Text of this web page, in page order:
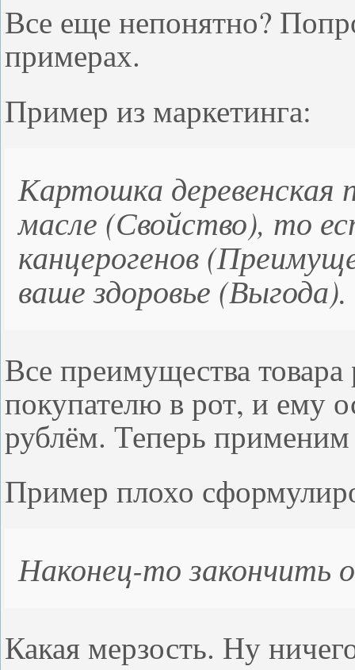
Все еще непонятно?
примерах.
Пример из маркетинга:
Картошка деревенская
масле (Свойство), то
канцерогенов (
ваше здоровье (Выгода).
Все преимущества
покупателю в рот, и ему
рублём. Теперь
Пример плохо
Наконец-то закончить
Какая мерзость. Ну